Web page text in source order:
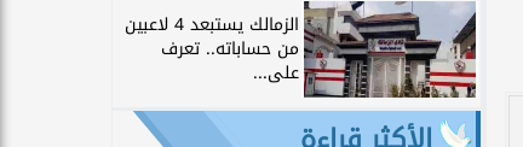
الزمالك يستبعد 4 لاعبين
من حساباته.. تعرف
على...